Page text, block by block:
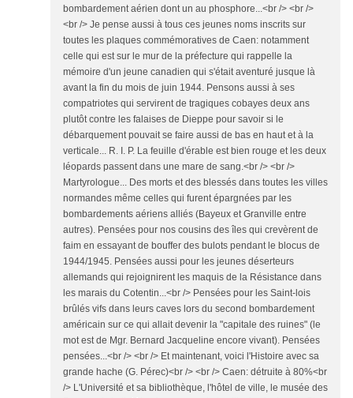
bombardement aérien dont un au phosphore...<br /> <br />
<br /> Je pense aussi à tous ces jeunes noms inscrits sur
toutes les plaques commémoratives de Caen: notamment
celle qui est sur le mur de la préfecture qui rappelle la
mémoire d'un jeune canadien qui s'était aventuré jusque là
avant la fin du mois de juin 1944. Pensons aussi à ses
compatriotes qui servirent de tragiques cobayes deux ans
plutôt contre les falaises de Dieppe pour savoir si le
débarquement pouvait se faire aussi de bas en haut et à la
verticale... R. I. P. La feuille d'érable est bien rouge et les deux
léopards passent dans une mare de sang.<br /> <br />
Martyrologue... Des morts et des blessés dans toutes les villes
normandes même celles qui furent épargnées par les
bombardements aériens alliés (Bayeux et Granville entre
autres). Pensées pour nos cousins des îles qui crevèrent de
faim en essayant de bouffer des bulots pendant le blocus de
1944/1945. Pensées aussi pour les jeunes déserteurs
allemands qui rejoignirent les maquis de la Résistance dans
les marais du Cotentin...<br /> Pensées pour les Saint-lois
brûlés vifs dans leurs caves lors du second bombardement
américain sur ce qui allait devenir la "capitale des ruines" (le
mot est de Mgr. Bernard Jacqueline encore vivant). Pensées
pensées...<br /> <br /> Et maintenant, voici l'Histoire avec sa
grande hache (G. Pérec)<br /> <br /> Caen: détruite à 80%<br
/> L'Université et sa bibliothèque, l'hôtel de ville, le musée des